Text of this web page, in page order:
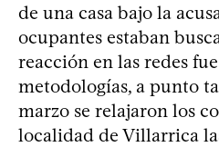
de una casa bajo la
ocupantes estaban
reacción en las redes
metodologías, a punto
marzo se relajaron los
localidad de Villarrica